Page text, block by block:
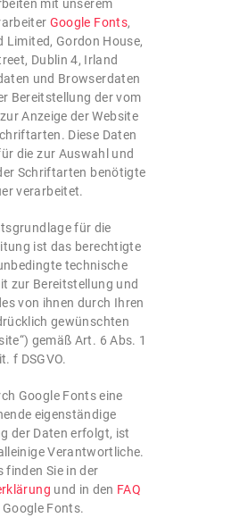
mit unserem
Google Fonts,
Limited, Gordon House,
Dublin 4, Irland
und Browserdaten
Bereitstellung der vom
Anzeige der Website
Diese Daten
die zur Auswahl und
Schriftarten benötigte
verarbeitet.
für die
ist das berechtigte
technische
zur Bereitstellung und
von ihnen durch Ihren
gewünschten
gemäß Art. 6 Abs. 1
lit. f DSGVO.
Google Fonts eine
eigenständige
der Daten erfolgt, ist
Verantwortliche.
finden Sie in der
und in den FAQ
Fonts.